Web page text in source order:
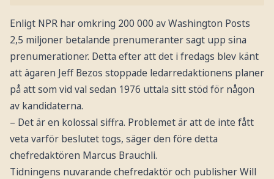
Enligt NPR har omkring 200 000 av Washington Posts
2,5 miljoner betalande prenumeranter sagt upp sina
prenumerationer. Detta efter att det i fredags blev känt
att ägaren Jeff Bezos stoppade ledarredaktionens planer
på att som vid val sedan 1976 uttala sitt stöd för någon
av kandidaterna.
– Det är en kolossal siffra. Problemet är att de inte fått
veta varför beslutet togs, säger den före detta
chefredaktören Marcus Brauchli.
Tidningens nuvarande chefredaktör och publisher Will